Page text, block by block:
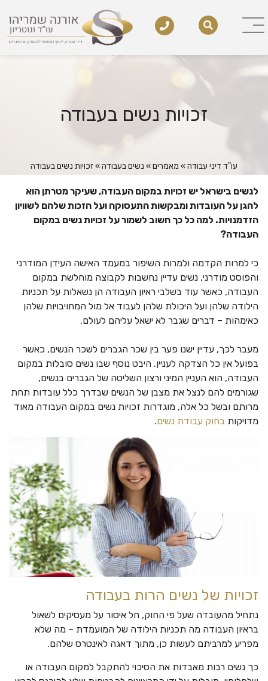
זכויות נשים בעבודה
עו"ד דיני עבודה» מאמרים» נשים בעבודה»זכויות נשים בעבודה
לנשים בישראל יש זכויות במקום העבודה, שעיקר מטרתן הוא
להגן על העובדות ומבקשות התעסוקה ועל הזכות שלהם לשוויון
הזדמנויות. למה כל כך חשוב לשמור על זכויות נשים במקום
העבודה?
כי למרות הקדמה ולמרות השיפור במעמד האישה העידן המודרני
והפוסט מודרני, נשים עדיין נחשבות לקבוצה מוחלשת במקום
העבודה, כאשר עוד בשלבי ראיון העבודה הן נשאלות על תכניות
הילודה שלהן ועל היכולת שלהן לעבוד אל מול המחויבויות שלהן
כאימהות – דברים שגבר לא ישאל עליהם לעולם.
מעבר לכך, עדיין ישנו פער בין שכר הגברים לשכר הנשים, כאשר
בפועל אין כל הצדקה לעניין. היבט נוסף שבו נשים סובלות במקום
העבודה, הוא העניין המיני ורצון השליטה של הגברים בנשים,
שגורמים להם לנצל את מצבן של הנשים שבדרך כלל עובדות תחת
מרותם ובשל כל אלה, מוגדרות זכויות נשים במקום העבודה מאוד
מדויקות בחוק עבודת נשים.
זכויות של נשים הרות בעבודה
נתחיל מהעובדה שעל פי החוק, חל איסור על מעסיקים לשאול
בראיון העבודה מה תכניות הילודה של המועמדת – מה שלא
מפריע למרביתם לעשות כן, מתוך דאגה לאינטרס שלהם.
כך נשים רבות מאבדות את הסיכוי להתקבל למקום העבודה או